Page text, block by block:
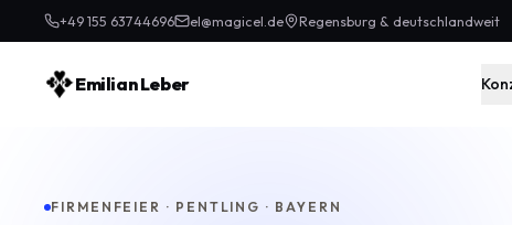
+49 155 63744696 el@magicel.de Regensburg & deutschlandweit
Emilian Leber
FIRMENFEIER · PENTLING · BAYERN